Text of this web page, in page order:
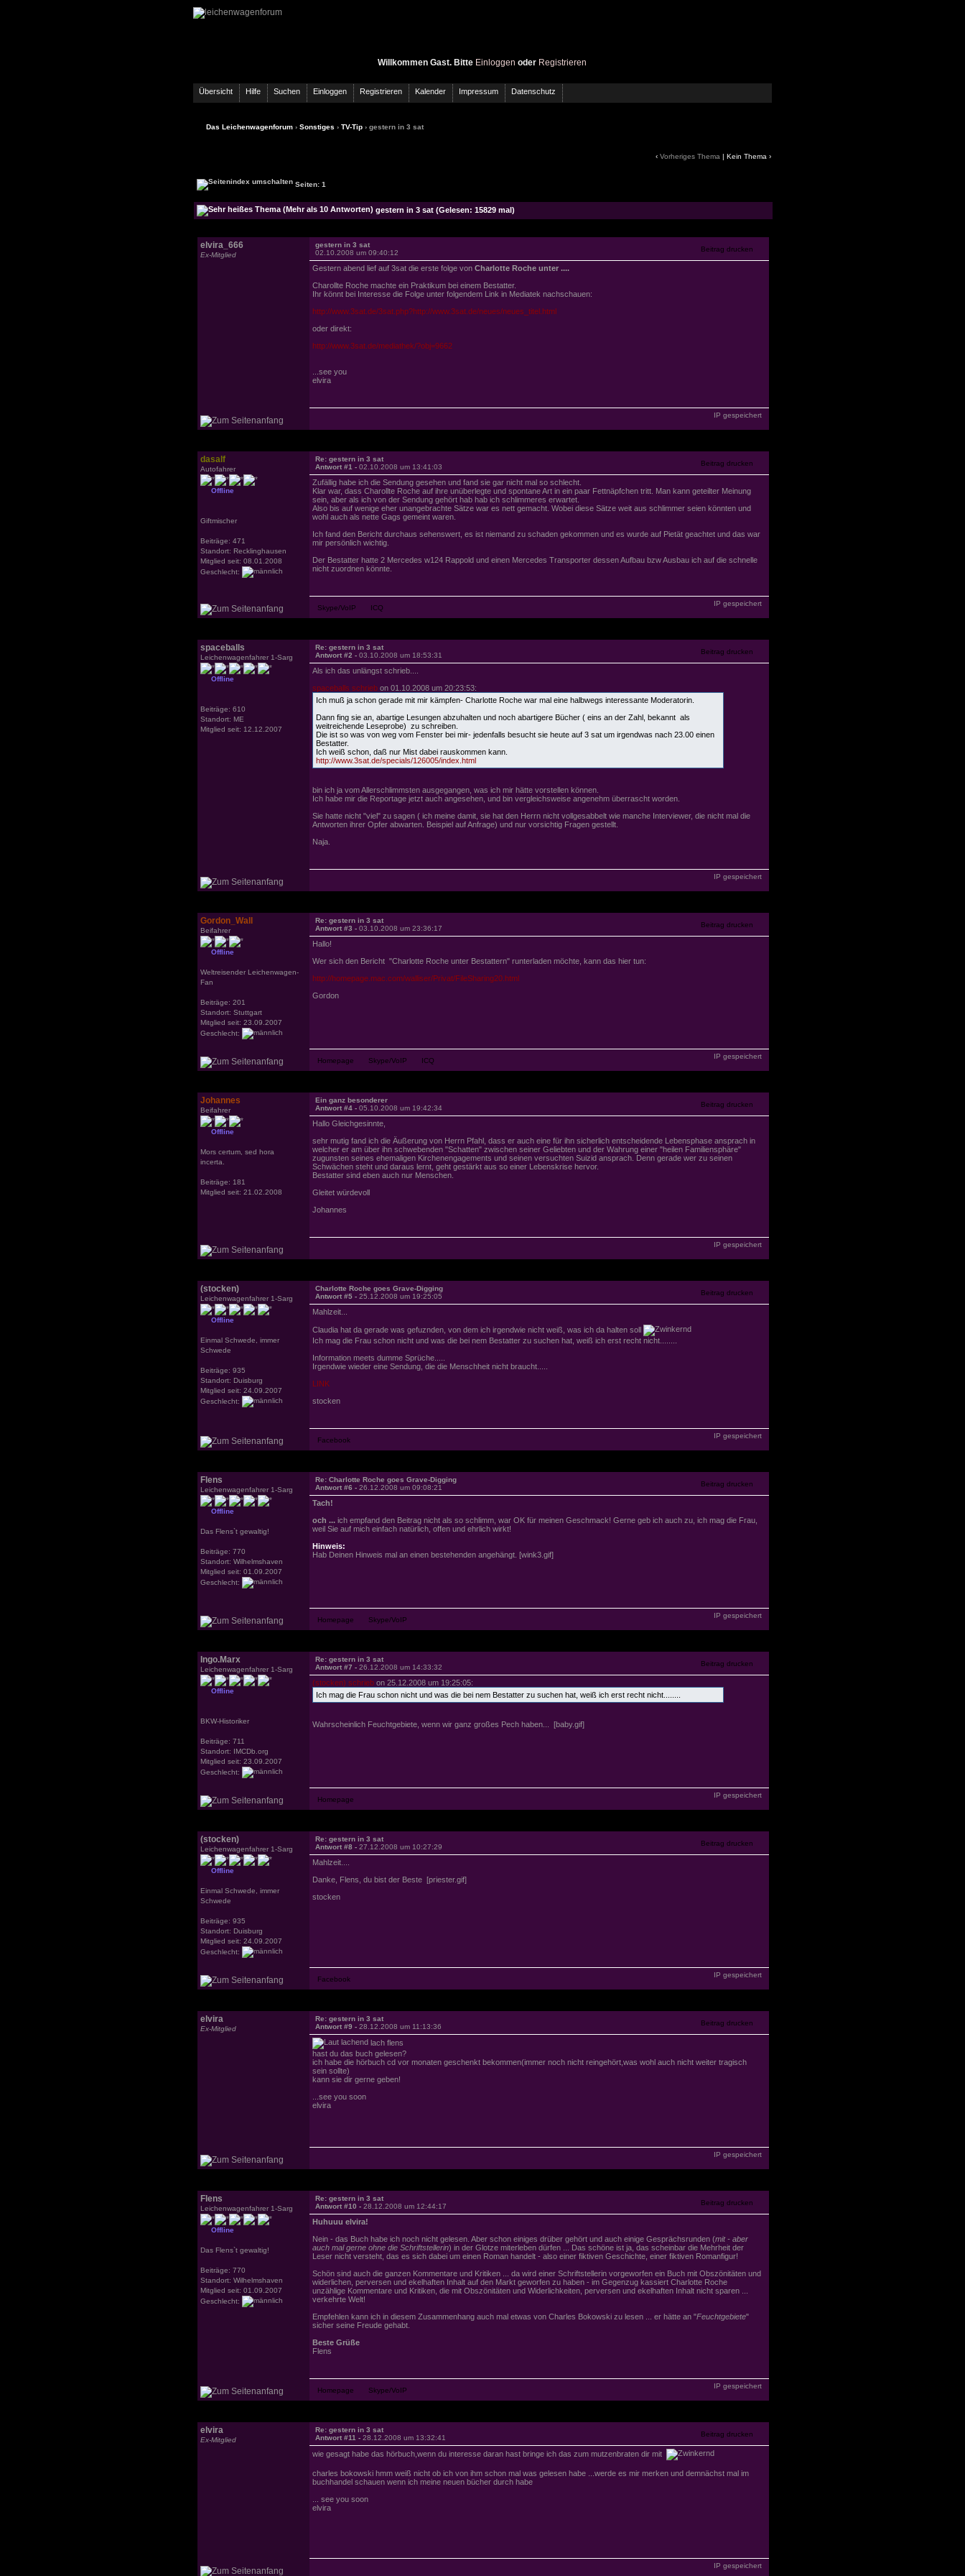
Willkommen Gast. Bitte Einloggen oder Registrieren
Übersicht Hilfe Suchen Einloggen Registrieren Kalender Impressum Datenschutz
Das Leichenwagenforum› Sonstiges › TV-Tip› gestern in 3 sat
‹ Vorheriges Thema | Kein Thema ›
Seiten: 1
gestern in 3 sat (Gelesen: 15829 mal)
elvira_666
Ex-Mitglied
gestern in 3 sat
02.10.2008 um 09:40:12
Gestern abend lief auf 3sat die erste folge von Charlotte Roche unter ....
Charollte Roche machte ein Praktikum bei einem Bestatter.
Ihr könnt bei Interesse die Folge unter folgendem Link in Mediatek nachschauen:
http://www.3sat.de/3sat.php?http://www.3sat.de/neues/neues_titel.html
oder direkt:
http://www.3sat.de/mediathek/?obj=9662
...see you
elvira
IP gespeichert
dasalf
Autofahrer
Offline
Giftmischer
Beiträge: 471
Standort: Recklinghausen
Mitglied seit: 08.01.2008
Geschlecht:
Re: gestern in 3 sat
Antwort #1 - 02.10.2008 um 13:41:03
Zufällig habe ich die Sendung gesehen und fand sie gar nicht mal so schlecht.
Klar war, dass Charollte Roche auf ihre unüberlegte und spontane Art in ein paar Fettnäpfchen tritt. Man kann geteilter Meinung
sein, aber als ich von der Sendung gehört hab hab ich schlimmeres erwartet.
Also bis auf wenige eher unangebrachte Sätze war es nett gemacht. Wobei diese Sätze weit aus schlimmer seien könnten und
wohl auch als nette Gags gemeint waren.
Ich fand den Bericht durchaus sehenswert, es ist niemand zu schaden gekommen und es wurde auf Pietät geachtet und das war
mir persönlich wichtig.
Der Bestatter hatte 2 Mercedes w124 Rappold und einen Mercedes Transporter dessen Aufbau bzw Ausbau ich auf die schnelle
nicht zuordnen könnte.
IP gespeichert
spaceballs
Leichenwagenfahrer 1-Sarg
Offline
Beiträge: 610
Standort: ME
Mitglied seit: 12.12.2007
Re: gestern in 3 sat
Antwort #2 - 03.10.2008 um 18:53:31
Als ich das unlängst schrieb....
spaceballs schriebon 01.10.2008 um 20:23:53:
Ich muß ja schon gerade mit mir kämpfen- Charlotte Roche war mal eine halbwegs interessante Moderatorin.
Dann fing sie an, abartige Lesungen abzuhalten und noch abartigere Bücher ( eins an der Zahl, bekannt als
weitreichende Leseprobe) zu schreiben.
Die ist so was von weg vom Fenster bei mir- jedenfalls besucht sie heute auf 3 sat um irgendwas nach 23.00 einen
Bestatter.
Ich weiß schon, daß nur Mist dabei rauskommen kann.
http://www.3sat.de/specials/126005/index.html
bin ich ja vom Allerschlimmsten ausgegangen, was ich mir hätte vorstellen können.
Ich habe mir die Reportage jetzt auch angesehen, und bin vergleichsweise angenehm überrascht worden.
Sie hatte nicht "viel" zu sagen ( ich meine damit, sie hat den Herrn nicht vollgesabbelt wie manche Interviewer, die nicht mal die
Antworten ihrer Opfer abwarten. Beispiel auf Anfrage) und nur vorsichtig Fragen gestellt.
Naja.
IP gespeichert
Gordon_Wall
Beifahrer
Offline
Weltreisender Leichenwagen-
Fan
Beiträge: 201
Standort: Stuttgart
Mitglied seit: 23.09.2007
Geschlecht:
Re: gestern in 3 sat
Antwort #3 - 03.10.2008 um 23:36:17
Hallo!
Wer sich den Bericht "Charlotte Roche unter Bestattern" runterladen möchte, kann das hier tun:
http://homepage.mac.com/walliser/Privat/FileSharing20.html
Gordon
IP gespeichert
Johannes
Beifahrer
Offline
Mors certum, sed hora
incerta.
Beiträge: 181
Mitglied seit: 21.02.2008
Ein ganz besonderer
Antwort #4 - 05.10.2008 um 19:42:34
Hallo Gleichgesinnte,
sehr mutig fand ich die Äußerung von Herrn Pfahl, dass er auch eine für ihn sicherlich entscheidende Lebensphase ansprach in
welcher er am über ihn schwebenden "Schatten" zwischen seiner Geliebten und der Wahrung einer "heilen Familiensphäre"
zugunsten seines ehemaligen Kirchenengagements und seinen versuchten Suizid ansprach. Denn gerade wer zu seinen
Schwächen steht und daraus lernt, geht gestärkt aus so einer Lebenskrise hervor.
Bestatter sind eben auch nur Menschen.
Gleitet würdevoll
Johannes
IP gespeichert
(stocken)
Leichenwagenfahrer 1-Sarg
Offline
Einmal Schwede, immer
Schwede
Beiträge: 935
Standort: Duisburg
Mitglied seit: 24.09.2007
Geschlecht:
Charlotte Roche goes Grave-Digging
Antwort #5 - 25.12.2008 um 19:25:05
Mahlzeit...
Claudia hat da gerade was gefuznden, von dem ich irgendwie nicht weiß, was ich da halten soll
Ich mag die Frau schon nicht und was die bei nem Bestatter zu suchen hat, weiß ich erst recht nicht........
Information meets dumme Sprüche.....
Irgendwie wieder eine Sendung, die die Menschheit nicht braucht.....
LINK
stocken
IP gespeichert
Flens
Leichenwagenfahrer 1-Sarg
Offline
Das Flens`t gewaltig!
Beiträge: 770
Standort: Wilhelmshaven
Mitglied seit: 01.09.2007
Geschlecht:
Re: Charlotte Roche goes Grave-Digging
Antwort #6 - 26.12.2008 um 09:08:21
Tach!
och ... ich empfand den Beitrag nicht als so schlimm, war OK für meinen Geschmack! Gerne geb ich auch zu, ich mag die Frau,
weil Sie auf mich einfach natürlich, offen und ehrlich wirkt!
Hinweis:
Hab Deinen Hinweis mal an einen bestehenden angehängt. [wink3.gif]
IP gespeichert
Ingo.Marx
Leichenwagenfahrer 1-Sarg
Offline
BKW-Historiker
Beiträge: 711
Standort: IMCDb.org
Mitglied seit: 23.09.2007
Geschlecht:
Re: gestern in 3 sat
Antwort #7 - 26.12.2008 um 14:33:32
(stocken) schriebon 25.12.2008 um 19:25:05:
Ich mag die Frau schon nicht und was die bei nem Bestatter zu suchen hat, weiß ich erst recht nicht........
Wahrscheinlich Feuchtgebiete, wenn wir ganz großes Pech haben... [baby.gif]
IP gespeichert
(stocken)
Leichenwagenfahrer 1-Sarg
Offline
Einmal Schwede, immer
Schwede
Beiträge: 935
Standort: Duisburg
Mitglied seit: 24.09.2007
Geschlecht:
Re: gestern in 3 sat
Antwort #8 - 27.12.2008 um 10:27:29
Mahlzeit....
Danke, Flens, du bist der Beste [priester.gif]
stocken
IP gespeichert
elvira
Ex-Mitglied
Re: gestern in 3 sat
Antwort #9 - 28.12.2008 um 11:13:36
lach flens
hast du das buch gelesen?
ich habe die hörbuch cd vor monaten geschenkt bekommen(immer noch nicht reingehört,was wohl auch nicht weiter tragisch
sein sollte)
kann sie dir gerne geben!
...see you soon
elvira
IP gespeichert
Flens
Leichenwagenfahrer 1-Sarg
Offline
Das Flens`t gewaltig!
Beiträge: 770
Standort: Wilhelmshaven
Mitglied seit: 01.09.2007
Geschlecht:
Re: gestern in 3 sat
Antwort #10 - 28.12.2008 um 12:44:17
Huhuuu elvira!
Nein - das Buch habe ich noch nicht gelesen. Aber schon einiges drüber gehört und auch einige Gesprächsrunden (mit - aber
auch mal gerne ohne die Schriftstellerin) in der Glotze miterleben dürfen ... Das schöne ist ja, das scheinbar die Mehrheit der
Leser nicht versteht, das es sich dabei um einen Roman handelt - also einer fiktiven Geschichte, einer fiktiven Romanfigur!
Schön sind auch die ganzen Kommentare und Kritiken ... da wird einer Schriftstellerin vorgeworfen ein Buch mit Obszönitäten und
widerlichen, perversen und ekelhaften Inhalt auf den Markt geworfen zu haben - im Gegenzug kassiert Charlotte Roche
unzählige Kommentare und Kritiken, die mit Obszönitäten und Widerlichkeiten, perversen und ekelhaften Inhalt nicht sparen ...
verkehrte Welt!
Empfehlen kann ich in diesem Zusammenhang auch mal etwas von Charles Bokowski zu lesen ... er hätte an "Feuchtgebiete"
sicher seine Freude gehabt.
Beste Grüße
Flens
IP gespeichert
elvira
Ex-Mitglied
Re: gestern in 3 sat
Antwort #11 - 28.12.2008 um 13:32:41
wie gesagt habe das hörbuch,wenn du interesse daran hast bringe ich das zum mutzenbraten dir mit
charles bokowski hmm weiß nicht ob ich von ihm schon mal was gelesen habe ...werde es mir merken und demnächst mal im
buchhandel schauen wenn ich meine neuen bücher durch habe
... see you soon
elvira
IP gespeichert